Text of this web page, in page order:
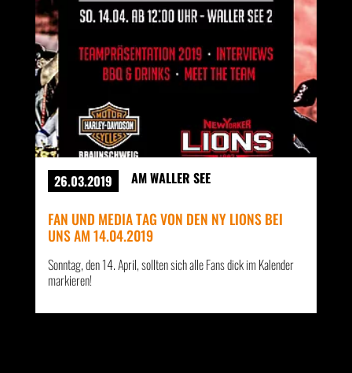
26.03.2019 AM WALLER SEE
FAN UND MEDIA TAG VON DEN NY LIONS BEI
UNS AM 14.04.2019
Sonntag, den 14. April, sollten sich alle Fans dick im Kalender
markieren!